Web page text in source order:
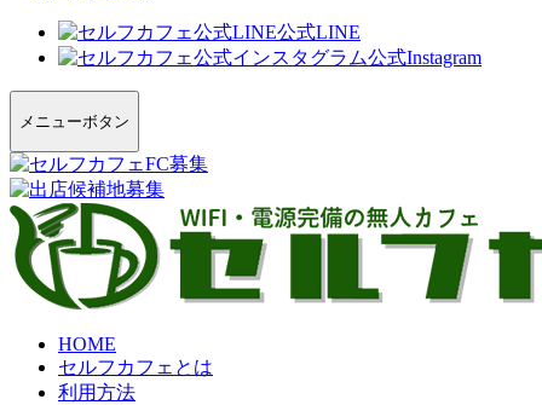
公式LINE
公式Instagram
メニューボタン
HOME
セルフカフェとは
利用方法